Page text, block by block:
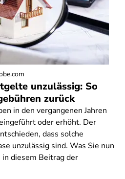
unzulässig: So
zurück
in den vergangenen Jahren
oder erhöht. Der
dass solche
unzulässig sind. Was Sie nun
diesem Beitrag der